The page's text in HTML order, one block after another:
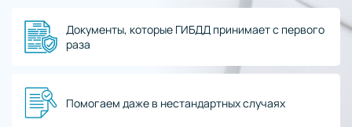
Документы, которые ГИБДД принимает с первого
раза
Помогаем даже в нестандартных случаях